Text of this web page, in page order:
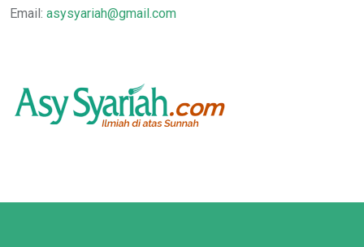
Email: asysyariah@gmail.com